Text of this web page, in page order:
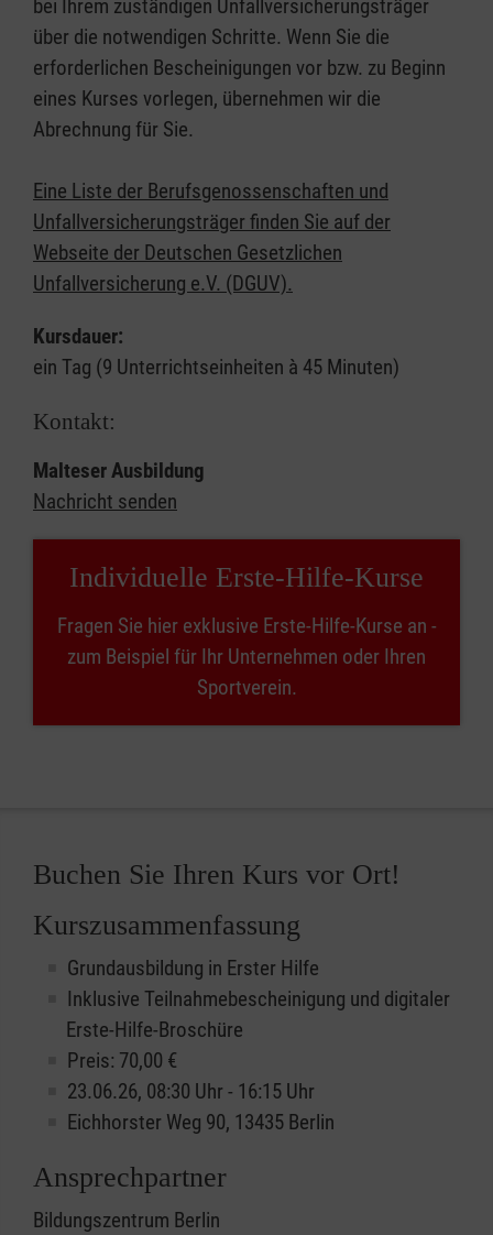
bei Ihrem zuständigen Unfallversicherungsträger
über die notwendigen Schritte. Wenn Sie die
erforderlichen Bescheinigungen vor bzw. zu Beginn
eines Kurses vorlegen, übernehmen wir die
Abrechnung für Sie.
Eine Liste der Berufsgenossenschaften und
Unfallversicherungsträger finden Sie auf der
Webseite der Deutschen Gesetzlichen
Unfallversicherung e.V. (DGUV).
Kursdauer:
ein Tag (9 Unterrichtseinheiten à 45 Minuten)
Kontakt:
Malteser Ausbildung
Nachricht senden
Individuelle Erste-Hilfe-Kurse
Fragen Sie hier exklusive Erste-Hilfe-Kurse an -
zum Beispiel für Ihr Unternehmen oder Ihren
Sportverein.
Buchen Sie Ihren Kurs vor Ort!
Kurszusammenfassung
Grundausbildung in Erster Hilfe
Inklusive Teilnahmebescheinigung und digitaler
Erste-Hilfe-Broschüre
Preis: 70,00 €
23.06.26, 08:30 Uhr - 16:15 Uhr
Eichhorster Weg 90, 13435 Berlin
Ansprechpartner
Bildungszentrum Berlin